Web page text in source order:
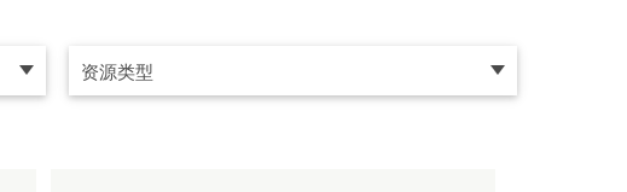
资源类型